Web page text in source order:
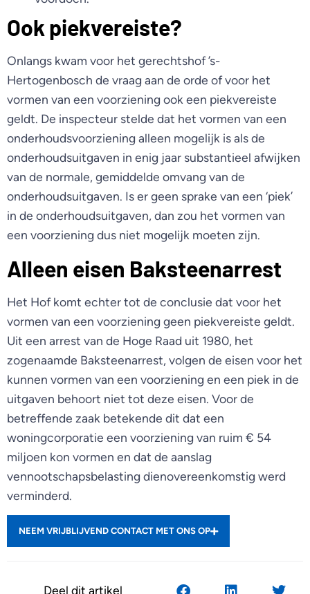
Ook piekvereiste?
Onlangs kwam voor het gerechtshof ’s-
Hertogenbosch de vraag aan de orde of voor het
vormen van een voorziening ook een piekvereiste
geldt. De inspecteur stelde dat het vormen van een
onderhoudsvoorziening alleen mogelijk is als de
onderhoudsuitgaven in enig jaar substantieel afwijken
van de normale, gemiddelde omvang van de
onderhoudsuitgaven. Is er geen sprake van een ‘piek’
in de onderhoudsuitgaven, dan zou het vormen van
een voorziening dus niet mogelijk moeten zijn.
Alleen eisen Baksteenarrest
Het Hof komt echter tot de conclusie dat voor het
vormen van een voorziening geen piekvereiste geldt.
Uit een arrest van de Hoge Raad uit 1980, het
zogenaamde Baksteenarrest, volgen de eisen voor het
kunnen vormen van een voorziening en een piek in de
uitgaven behoort niet tot deze eisen. Voor de
betreffende zaak betekende dit dat een
woningcorporatie een voorziening van ruim € 54
miljoen kon vormen en dat de aanslag
vennootschapsbelasting dienovereenkomstig werd
verminderd.
NEEM VRIJBLIJVEND CONTACT MET ONS OP
Deel dit artikel